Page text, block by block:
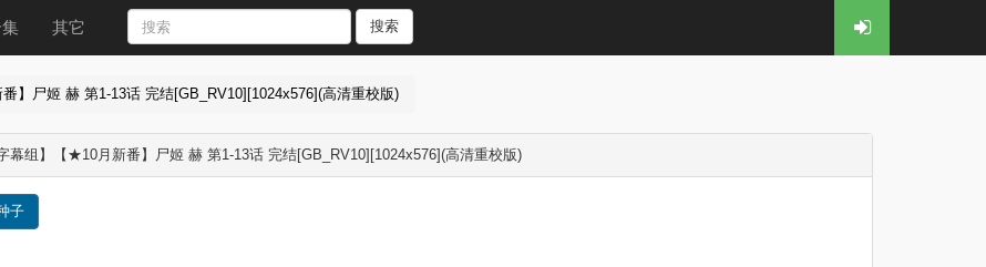
其它 搜索
】尸姬 赫 第1-13话 完结[GB_RV10][1024x576](高清重校版)
幕组】【★10月新番】尸姬 赫 第1-13话 完结[GB_RV10][1024x576](高清重校版)
子